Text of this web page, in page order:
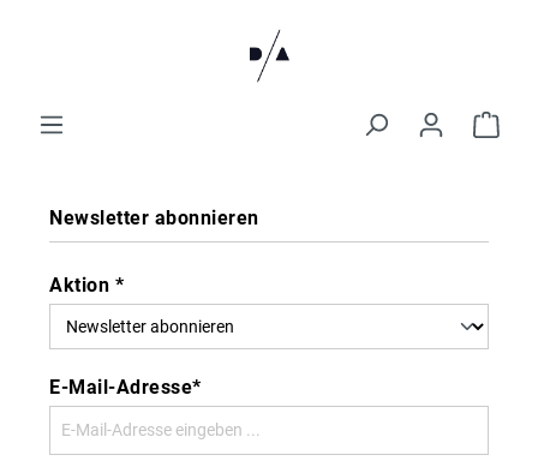
Newsletter abonnieren
Aktion *
E-Mail-Adresse*